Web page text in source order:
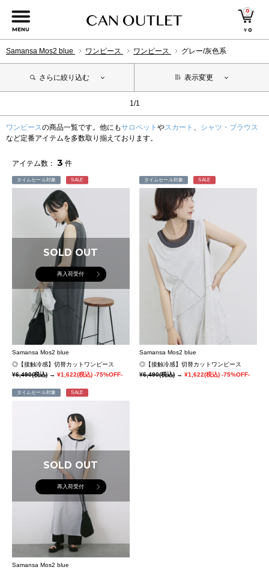
MENU
0
￥0
Samansa Mos2 blue ワンピース ワンピース グレー/灰色系
さらに絞り込む 表示変更
1/1
ワンピースの商品一覧です。他にもサロペット やスカート 、 シャツ・ブラウス
など定番アイテムを多数取り揃えております。
アイテム数： 3 件
タイムセール対象 SALE
SOLD OUT
再入荷受付
Samansa Mos2 blue
◎【接触冷感】切替カットワンピース
¥6,490(税込) → ¥1,622(税込) -75%OFF-
タイムセール対象 SALE
Samansa Mos2 blue
◎【接触冷感】切替カットワンピース
¥6,490(税込)→¥1,622(税込) -75%OFF-
タイムセール対象 SALE
SOLD OUT
再入荷受付
Samansa Mos2 blue